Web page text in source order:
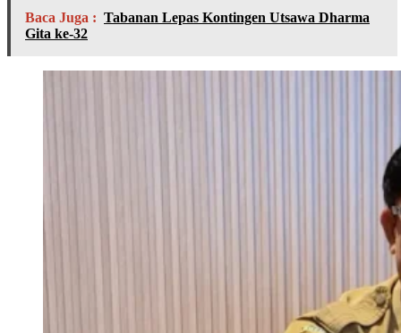
Baca Juga : Tabanan Lepas Kontingen Utsawa Dharma
Gita ke-32